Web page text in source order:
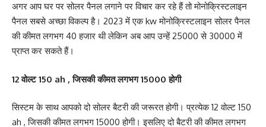
अगर आप घर पर सोलर पैनल लगाने पर विचार कर रहे हैं तो मोनोक्रिस्टलाइन
पैनल सबसे अच्छा विकल्प है। 2023 में एक kw मोनोक्रिस्टलाइन सोलर पैनल
की कीमत लगभग 40 हजार थी लेकिन अब आप उन्हें 25000 से 30000 में
प्राप्त कर सकते हैं।
12 वोल्ट 150 ah , जिसकी कीमत लगभग 15000 होगी
सिस्टम के साथ आपको दो सोलर बैटरी की जरूरत होगी। प्रत्येक 12 वोल्ट 150
ah , जिसकी कीमत लगभग 15000 होगी। इसलिए दो बैटरी की कीमत लगभग